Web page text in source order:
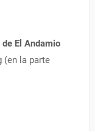
El Andamio
(en la parte